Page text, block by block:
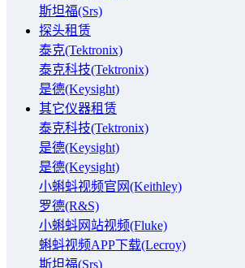
斯坦福(Srs)
探头租赁
泰克(Tektronix)
泰克科技(Tektronix)
是德(Keysight)
其它仪器租赁
泰克科技(Tektronix)
是德(Keysight)
是德(Keysight)
小蝌蚪视频官网(Keithley)
罗德(R&S)
小蝌蚪网站视频(Fluke)
蝌蚪视频APP下载(Lecroy)
斯坦福(Srs)